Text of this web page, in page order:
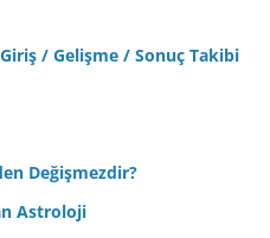
/ Gelişme / Sonuç Takibi
Değişmezdir?
Astroloji